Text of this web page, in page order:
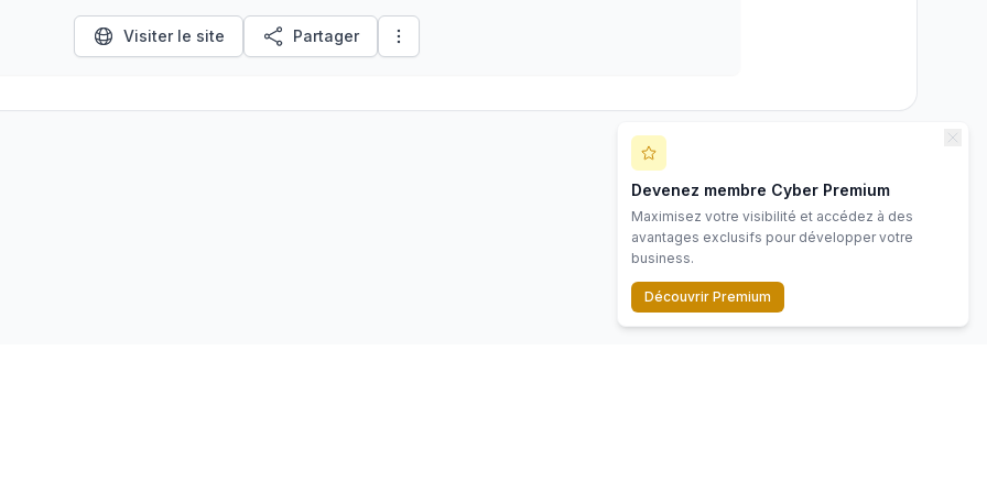
Visiter le site Partager
Devenez membre Cyber Premium
Maximisez votre visibilité et accédez à des
avantages exclusifs pour développer votre
business.
Découvrir Premium